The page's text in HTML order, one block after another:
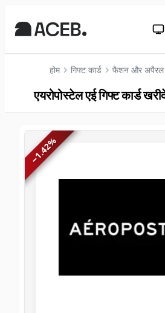
होम गिफ्ट कार्ड फैशन और अपैरल
एयरोपोस्टेल एई गिफ्ट कार्ड
−
1.42
%